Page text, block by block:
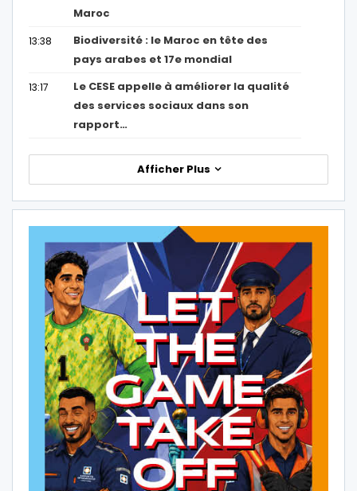
Maroc
13:38
Biodiversité : le Maroc en tête des
pays arabes et 17e mondial
13:17
Le CESE appelle à améliorer la qualité
des services sociaux dans son
rapport…
Afficher Plus